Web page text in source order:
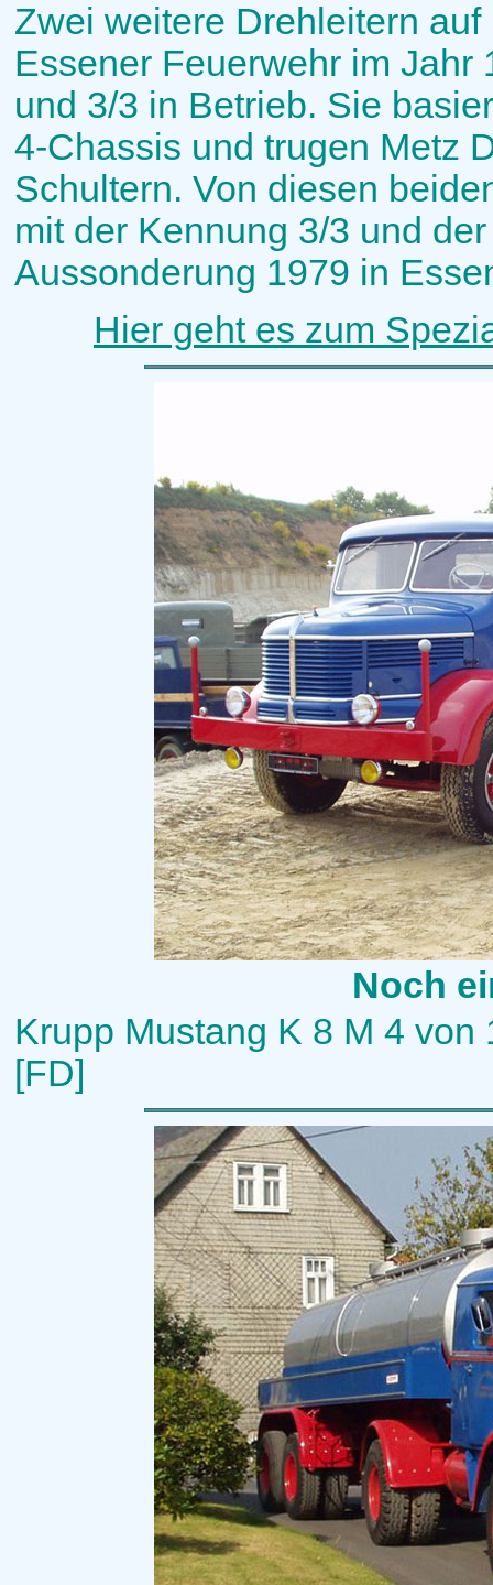
Zwei weitere Drehleitern
Essener Feuerwehr im Jahr
und 3/3 in Betrieb. Sie
4-Chassis und trugen Metz
Schultern. Von diesen
mit der Kennung 3/3 und
Aussonderung 1979 in
Hier geht es zum
Noch
Krupp Mustang K 8 M 4
[FD]